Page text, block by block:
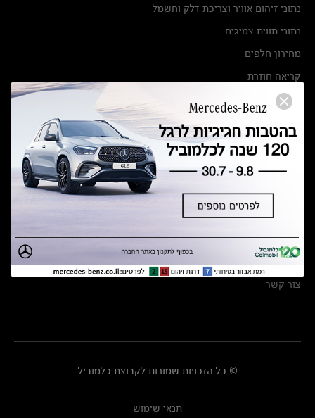
נתוני זיהום אוויר וצריכת דלק וחשמל
נתוני תווית צמיגים
מחירון חלפים
קריאה חוזרת
הודעה על הטבות לרכבי מרצדס בהסדר פשרה בתצ 56447-02-19
תקנון ימי מכירות 120 לכלמוביל
מצאו אותנו
אולמות תצוגה
מרכזי שירות
צור קשר
© כל הזכויות שמורות לקבוצת כלמוביל
תנאי שימוש